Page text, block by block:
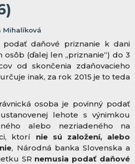
Mihalíková
podať daňové priznanie k dani
(ďalej len „priznanie“) do 3
od skončenia zdaňovacieho
inak, za rok 2015 je to teda
osoba je povinný podať
lehote s výnimkou
alebo nezriadeného na
ktorí nie sú založení, alebo
, Národná banka Slovenska a
SR nemusia podať daňové